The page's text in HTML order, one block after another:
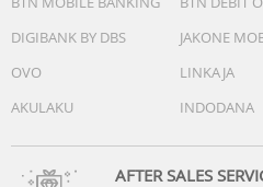
DIGIBANK BY DBS
JAKONE
OVO
LINKAJA
AKULAKU
INDODANA
AFTER SALES